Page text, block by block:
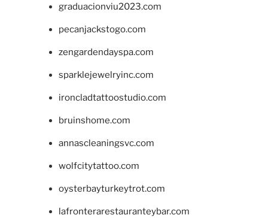
graduacionviu2023.com
pecanjackstogo.com
zengardendayspa.com
sparklejewelryinc.com
ironcladtattoostudio.com
bruinshome.com
annascleaningsvc.com
wolfcitytattoo.com
oysterbayturkeytrot.com
lafronterarestauranteybar.com